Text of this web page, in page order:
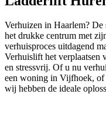
Verhuizen in Haarlem? De
het drukke centrum met
verhuisproces uitdagend
Verhuislift het verplaatsen
en stressvrij. Of u nu
een woning in Vijfhoek, of
wij hebben de ideale